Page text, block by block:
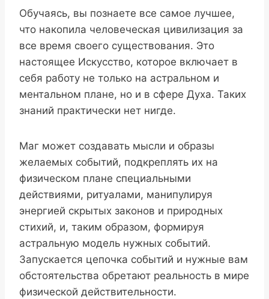
Обучаясь, вы познаете все самое лучшее,
что накопила человеческая цивилизация за
все время своего существования. Это
настоящее Искусство, которое включает в
себя работу не только на астральном и
ментальном плане, но и в сфере Духа. Таких
знаний практически нет нигде.
Маг может создавать мысли и образы
желаемых событий, подкреплять их на
физическом плане специальными
действиями, ритуалами, манипулируя
энергией скрытых законов и природных
стихий, и, таким образом, формируя
астральную модель нужных событий.
Запускается цепочка событий и нужные вам
обстоятельства обретают реальность в мире
физической действительности.